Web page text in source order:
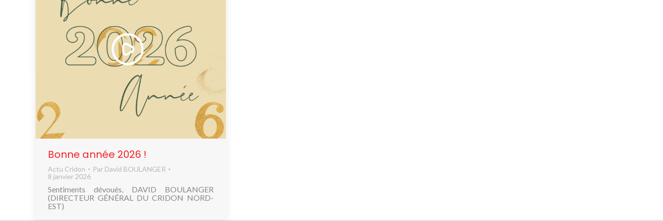
Bonne année 2026 !
Actu Cridon Par David BOULANGER
8 janvier 2026
Sentiments dévoués, DAVID BOULANGER
(DIRECTEUR GÉNÉRAL DU CRIDON NORD-
EST)